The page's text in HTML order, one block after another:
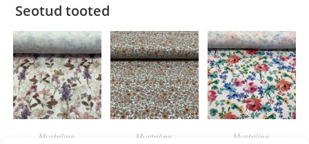
Seotud tooted
Mustriline, Mustriline, Mustriline